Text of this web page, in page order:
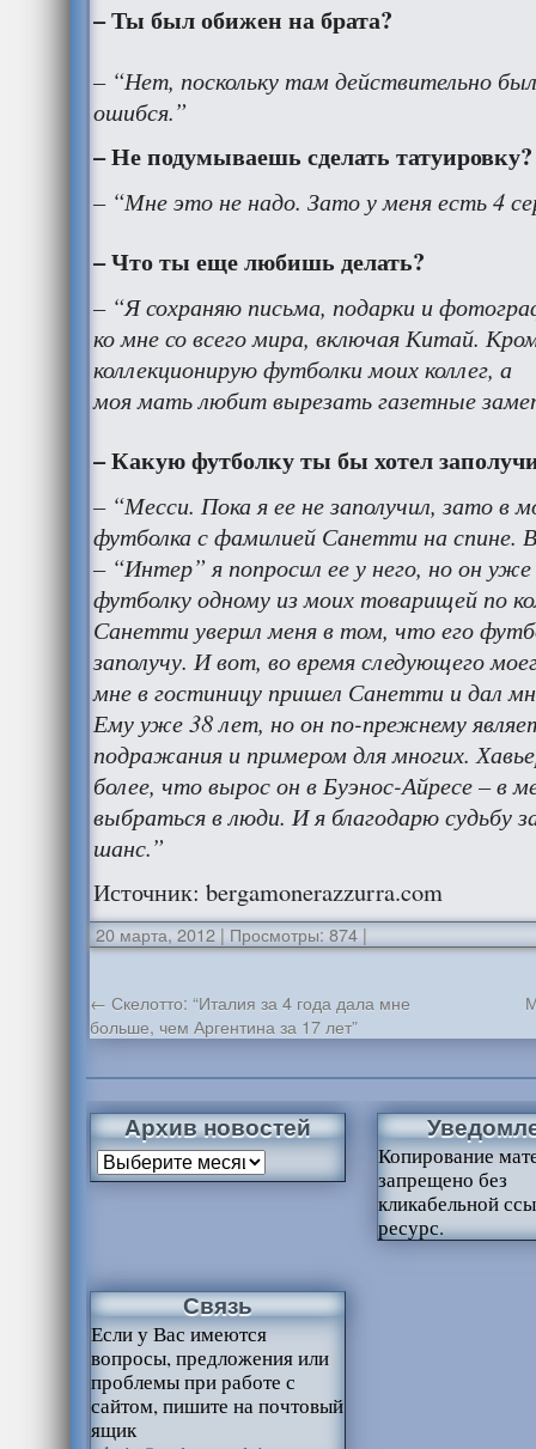
– Ты был обижен на брата?
– “Нет, поскольку там действительно
ошибся.”
– Не подумываешь сделать татуировку?
– “Мне это не надо. Зато у меня есть 4
– Что ты еще любишь делать?
– “Я сохраняю письма, подарки и
ко мне со всего мира, включая Китай.
коллекционирую футболки моих коллег, а
моя мать любит вырезать газетные
– Какую футболку ты бы хотел
– “Месси. Пока я ее не заполучил, зато в
футболка с фамилией Санетти на спине.
– “Интер” я попросил ее у него, но он
футболку одному из моих товарищей по
Санетти уверил меня в том, что его
заполучу. И вот, во время следующего
мне в гостиницу пришел Санетти и дал
Ему уже 38 лет, но он по-прежнему
подражания и примером для многих.
более, что вырос он в Буэнос-Айресе – в
выбраться в люди. И я благодарю судьбу
шанс.”
Источник: bergamonerazzurra.com
20 марта, 2012 | Просмотры: 874|
← Скелотто: “Италия за 4 года дала мне
больше, чем Аргентина за 17 лет”
Архив новостей
Копирование
запрещено без
кликабельной
ресурс.
Связь
Если у Вас имеются
вопросы, предложения или
проблемы при работе с
сайтом, пишите на почтовый
ящик